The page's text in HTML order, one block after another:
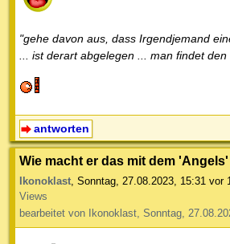
"gehe davon aus, dass Irgendjemand
... ist derart abgelegen ... man findet
antworten
Wie macht er das mit dem
Ikonoklast, Sonntag, 27.08.2023, 15:31 vor
Views
bearbeitet von Ikonoklast, Sonntag,